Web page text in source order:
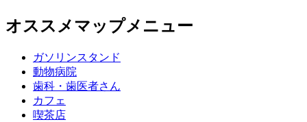
オススメマップメニュー
ガソリンスタンド
動物病院
歯科・歯医者さん
カフェ
喫茶店